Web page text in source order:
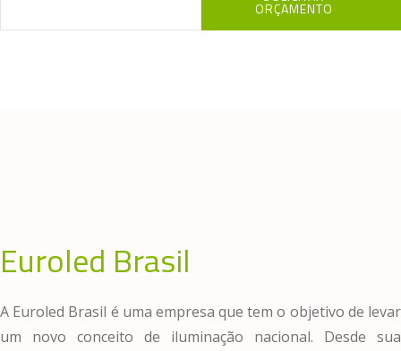
ORÇAMENTO
Euroled Brasil
A Euroled Brasil é uma empresa que tem o objetivo de levar
um novo conceito de iluminação nacional. Desde sua